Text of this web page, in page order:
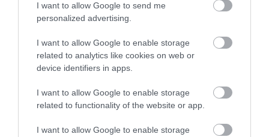
I want to allow Google to send me
personalized advertising.
I want to allow Google to enable storage
related to analytics like cookies on web or
device identifiers in apps.
I want to allow Google to enable storage
related to functionality of the website or app.
I want to allow Google to enable storage
VENDÉGLÁTÁS
Ennyi magyar egyáltalán nem ad borravalót
A borravaló továbbra sem tűnt el a mindennapokból, a mögötte
kutatás szerint a vendégek egyre kevésbé érzik kötelező
gesztusnak a…